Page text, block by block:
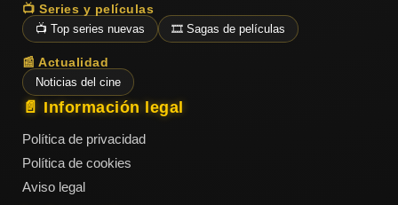
📺 Series y películas
📺 Top series nuevas 🎞️ Sagas de películas
📰 Actualidad
Noticias del cine
📄 Información legal
Política de privacidad
Política de cookies
Aviso legal